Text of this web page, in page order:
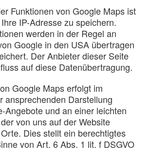
Funktionen von Google Maps ist
IP-Adresse zu speichern.
werden in der Regel an
Google in den USA übertragen
Der Anbieter dieser Seite
auf diese Datenübertragung.
Google Maps erfolgt im
ansprechenden Darstellung
Angebote und an einer leichten
von uns auf der Website
Dies stellt ein berechtigtes
von Art. 6 Abs. 1 lit. f DSGVO